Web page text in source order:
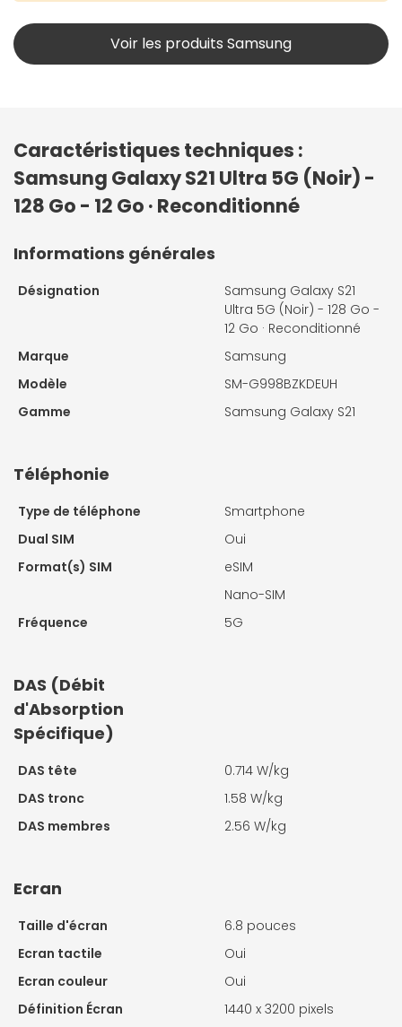
Voir les produits Samsung
Caractéristiques techniques :
Samsung Galaxy S21 Ultra 5G (Noir) -
128 Go - 12 Go · Reconditionné
Informations générales
Désignation
Samsung Galaxy S21
Ultra 5G (Noir) - 128 Go -
12 Go · Reconditionné
Marque
Samsung
Modèle
SM-G998BZKDEUH
Gamme
Samsung Galaxy S21
Téléphonie
Type de téléphone
Smartphone
Dual SIM
Oui
Format(s) SIM
eSIM
Nano-SIM
Fréquence
5G
DAS (Débit
d'Absorption
Spécifique)
DAS tête
0.714 W/kg
DAS tronc
1.58 W/kg
DAS membres
2.56 W/kg
Ecran
Taille d'écran
6.8 pouces
Ecran tactile
Oui
Ecran couleur
Oui
Définition Écran
1440 x 3200 pixels